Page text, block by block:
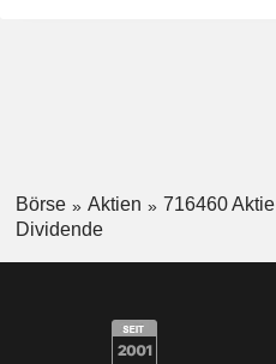
Börse Aktien 716460 Aktie
Dividende